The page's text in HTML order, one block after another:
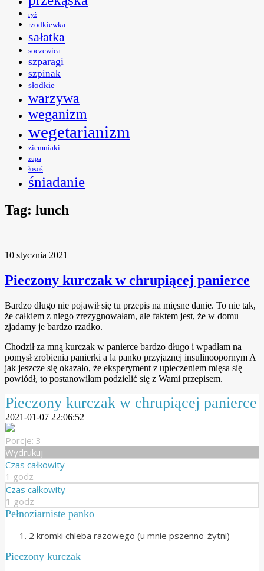
ryż
rzodkiewka
sałatka
soczewica
szparagi
szpinak
słodkie
warzywa
weganizm
wegetarianizm
ziemniaki
zupa
łosoś
śniadanie
Tag: lunch
10 stycznia 2021
Pieczony kurczak w chrupiącej panierce
Bardzo długo nie pojawił się tu przepis na mięsne danie. To nie tak,
że całkiem z niego zrezygnowałam, ale faktem jest, że w domu
zjadamy je bardzo rzadko.
Chodził za mną kurczak w panierce bardzo długo i wpadłam na
pomysł zrobienia panierki a la panko przyjaznej insulinoopornym A
jak jeszcze się okazało, że eksperyment z upieczeniem mięsa się
powiódł, to postanowiłam podzielić się z Wami przepisem.
Pieczony kurczak w chrupiącej panierce
2021-01-07 22:06:52
Porcje: 3
Wydrukuj
Czas całkowity
1 godz
Czas całkowity
1 godz
Pełnoziarniste panko
2 kromki chleba razowego (u mnie pszenno-żytni)
Pieczony kurczak